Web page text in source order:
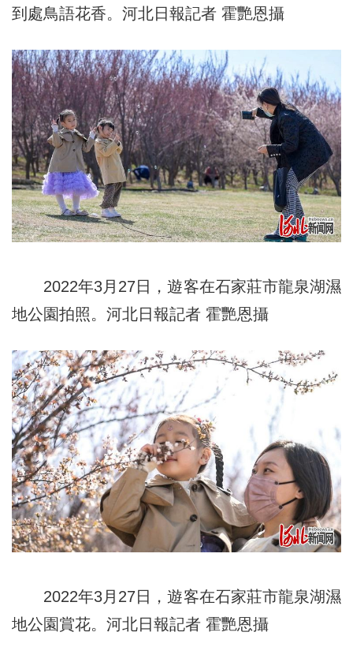
到處鳥語花香。河北日報記者 霍艷恩攝
2022年3月27日，遊客在石家莊市龍泉湖濕
地公園拍照。河北日報記者 霍艷恩攝
2022年3月27日，遊客在石家莊市龍泉湖濕
地公園賞花。河北日報記者 霍艷恩攝